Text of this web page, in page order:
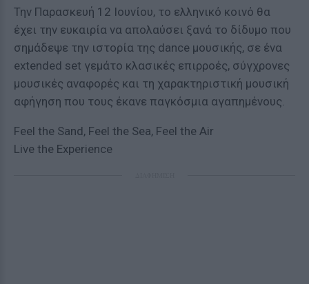
Την Παρασκευή 12 Ιουνίου, το ελληνικό κοινό θα
έχει την ευκαιρία να απολαύσει ξανά το δίδυμο που
σημάδεψε την ιστορία της dance μουσικής, σε ένα
extended set γεμάτο κλασικές επιρροές, σύγχρονες
μουσικές αναφορές και τη χαρακτηριστική μουσική
αφήγηση που τους έκανε παγκόσμια αγαπημένους.
Feel the Sand, Feel the Sea, Feel the Air
Live the Experience